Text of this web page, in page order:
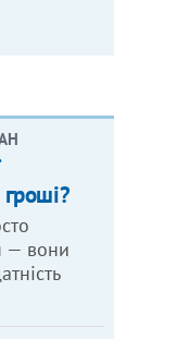
гроші?
— вони